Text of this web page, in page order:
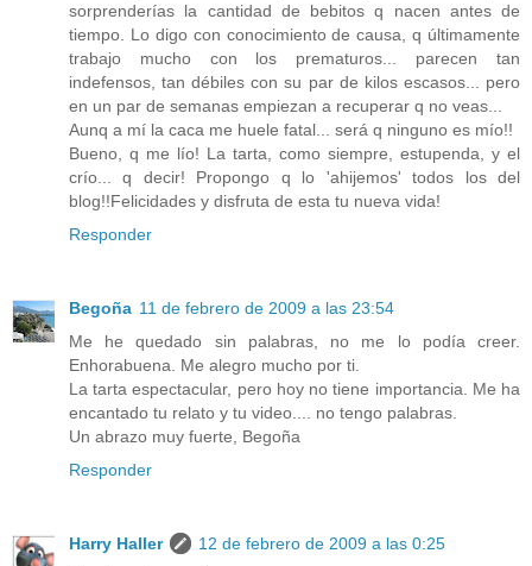
sorprenderías la cantidad de bebitos q nacen antes de
tiempo. Lo digo con conocimiento de causa, q últimamente
trabajo mucho con los prematuros... parecen tan
indefensos, tan débiles con su par de kilos escasos... pero
en un par de semanas empiezan a recuperar q no veas...
Aunq a mí la caca me huele fatal... será q ninguno es mío!!
Bueno, q me lío! La tarta, como siempre, estupenda, y el
crío... q decir! Propongo q lo 'ahijemos' todos los del
blog!!Felicidades y disfruta de esta tu nueva vida!
Responder
Begoña 11 de febrero de 2009 a las 23:54
Me he quedado sin palabras, no me lo podía creer.
Enhorabuena. Me alegro mucho por ti.
La tarta espectacular, pero hoy no tiene importancia. Me ha
encantado tu relato y tu video.... no tengo palabras.
Un abrazo muy fuerte, Begoña
Responder
Harry Haller
12 de febrero de 2009 a las 0:25